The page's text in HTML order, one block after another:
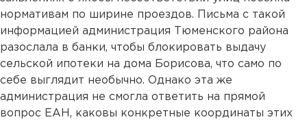
нормативам по ширине проездов. Письма с такой
информацией администрация Тюменского района
разослала в банки, чтобы блокировать выдачу
сельской ипотеки на дома Борисова, что само по
себе выглядит необычно. Однако эта же
администрация не смогла ответить на прямой
вопрос ЕАН, каковы конкретные координаты этих